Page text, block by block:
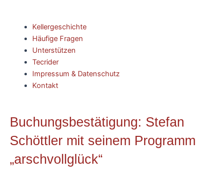
Kellergeschichte
Häufige Fragen
Unterstützen
Tecrider
Impressum & Datenschutz
Kontakt
Buchungsbestätigung: Stefan
Schöttler mit seinem Programm
„arschvollglück“